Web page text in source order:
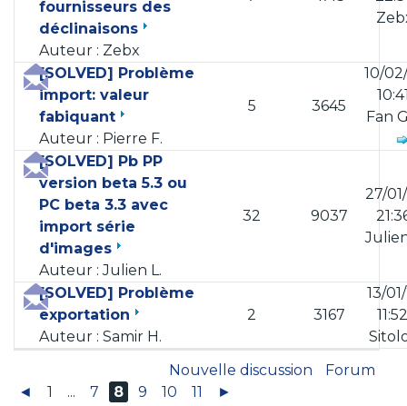
fournisseurs des
déclinaisons
Auteur : Zebx
[SOLVED] Problème
import: valeur
fabiquant
Auteur : Pierre F.
5 3645
10/
Fan
[SOLVED] Pb PP
version beta 5.3 ou
PC beta 3.3 avec
import série
d'images
Auteur : Julien L.
32 9037
27/
[SOLVED] Problème
exportation
Auteur : Samir H.
2 3167
13/
Nouvelle discussion
Forum
◄
1 ... 7 8 9 10 11
►